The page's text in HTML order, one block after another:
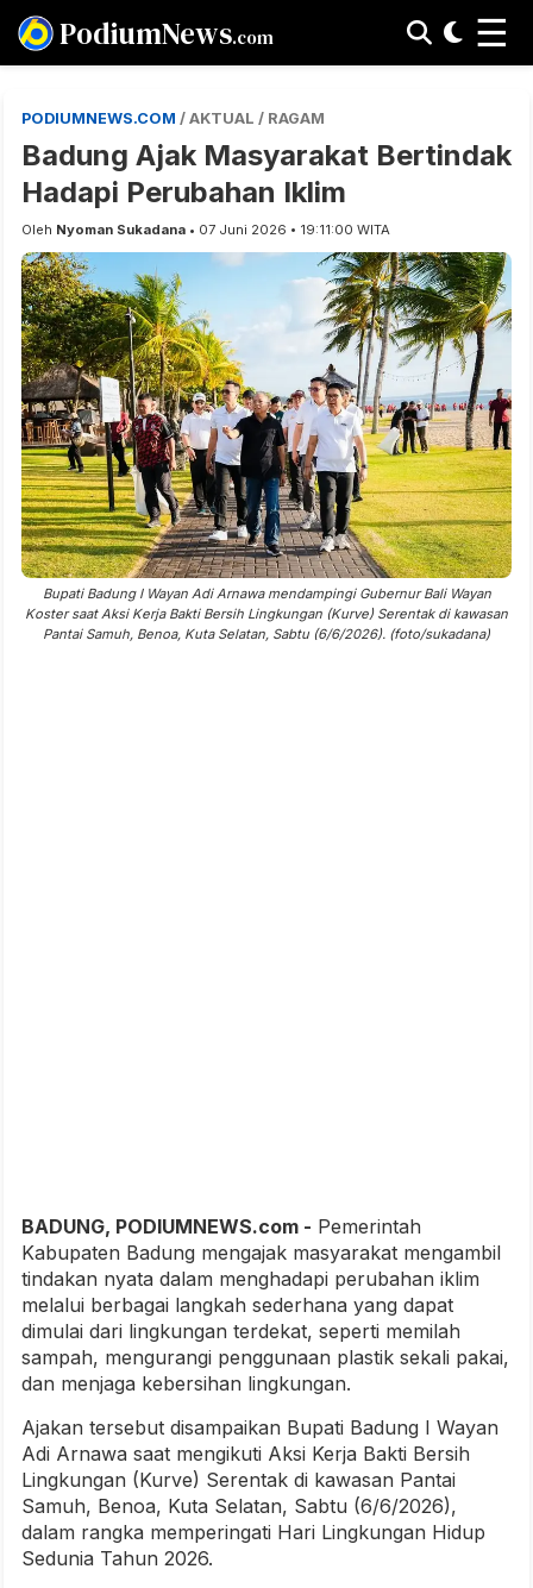
PodiumNews.com ☰
PODIUMNEWS.COM / AKTUAL / RAGAM
Badung Ajak Masyarakat Bertindak
Hadapi Perubahan Iklim
Oleh Nyoman Sukadana • 07 Juni 2026 • 19:11:00 WITA
Bupati Badung I Wayan Adi Arnawa mendampingi Gubernur Bali Wayan
Koster saat Aksi Kerja Bakti Bersih Lingkungan (Kurve) Serentak di kawasan
Pantai Samuh, Benoa, Kuta Selatan, Sabtu (6/6/2026). (foto/sukadana)
BADUNG, PODIUMNEWS.com - Pemerintah
Kabupaten Badung mengajak masyarakat mengambil
tindakan nyata dalam menghadapi perubahan iklim
melalui berbagai langkah sederhana yang dapat
dimulai dari lingkungan terdekat, seperti memilah
sampah, mengurangi penggunaan plastik sekali pakai,
dan menjaga kebersihan lingkungan.
Ajakan tersebut disampaikan Bupati Badung I Wayan
Adi Arnawa saat mengikuti Aksi Kerja Bakti Bersih
Lingkungan (Kurve) Serentak di kawasan Pantai
Samuh, Benoa, Kuta Selatan, Sabtu (6/6/2026),
dalam rangka memperingati Hari Lingkungan Hidup
Sedunia Tahun 2026.